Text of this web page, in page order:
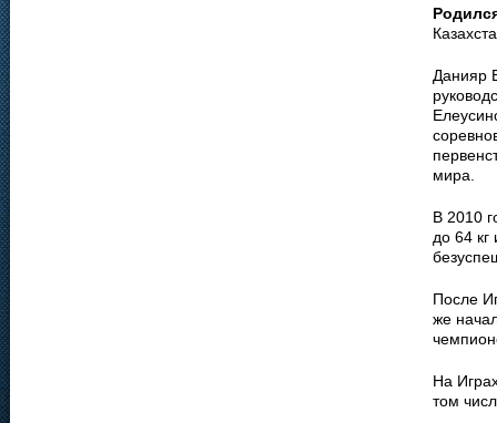
Данияр
мира.
В 2010
до 64
После
же
На
том